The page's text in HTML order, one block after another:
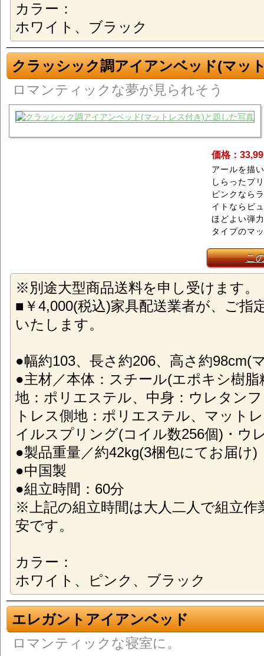
カラー：
ホワイト、ブラック
クラッシック調アイアンベッド(マッ
ロマンティックな夢が見られそう
価格：
アールを描
しらったプ
ピンクなら
イトならピ
ほどよい弾
タイプのマ
こ
※別途大型商品送料を申し受けます。
■￥4,000(税込)家具配送業者が、ご指
いたします。
●幅約103、長さ約206、高さ約98cm(
●主材／本体：スチール(エポキシ樹脂
地：ポリエステル、中身：ウレタン
トレス側地：ポリエステル、マット
イルスプリング(コイル数256個)・ウ
●製品重量／約42kg(3梱包にてお届け)
●中国製
●組立時間：60分
※上記の組立時間は大人二人で組立作
安です。
カラー：
ホワイト、ピンク、ブラック
エレガントアイアンベッド
ロマンティックな寝室に。